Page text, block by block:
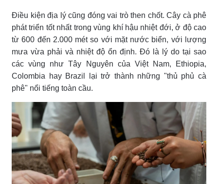
Điều kiện địa lý cũng đóng vai trò then chốt. Cây cà phê
phát triển tốt nhất trong vùng khí hậu nhiệt đới, ở độ cao
từ 600 đến 2.000 mét so với mặt nước biển, với lượng
mưa vừa phải và nhiệt độ ổn định. Đó là lý do tại sao
các vùng như Tây Nguyên của Việt Nam, Ethiopia,
Colombia hay Brazil lại trở thành những "thủ phủ cà
phê" nổi tiếng toàn cầu.